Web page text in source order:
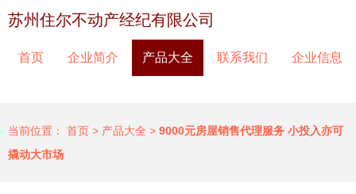
苏州住尔不动产经纪有限公司
首页 企业简介 产品大全 联系我们 企业信息
当前位置： 首页 > 产品大全 > 9000元房屋销售代理服务 小投入亦可
撬动大市场